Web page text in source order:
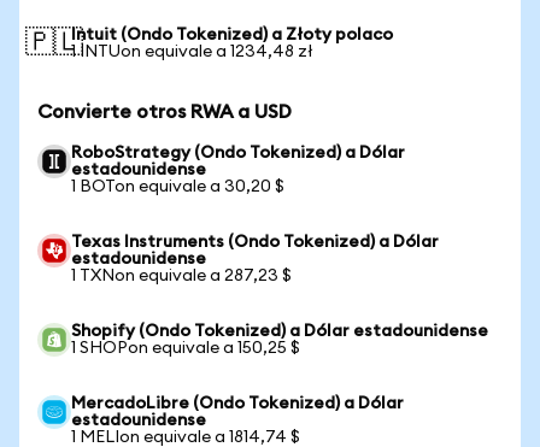
🇵🇱Intuit (Ondo Tokenized) a Złoty polaco
1 INTUon equivale a 1234,48 zł
Convierte otros RWA a USD
RoboStrategy (Ondo Tokenized) a Dólar
estadounidense
1 BOTon equivale a 30,20 $
Texas Instruments (Ondo Tokenized) a Dólar
estadounidense
1 TXNon equivale a 287,23 $
Shopify (Ondo Tokenized) a Dólar estadounidense
1 SHOPon equivale a 150,25 $
MercadoLibre (Ondo Tokenized) a Dólar
estadounidense
1 MELIon equivale a 1814,74 $